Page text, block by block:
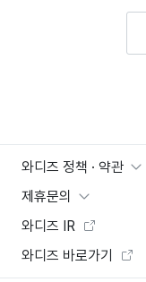
와디즈 정책 · 약관
제휴문의
와디즈 IR
와디즈 바로가기